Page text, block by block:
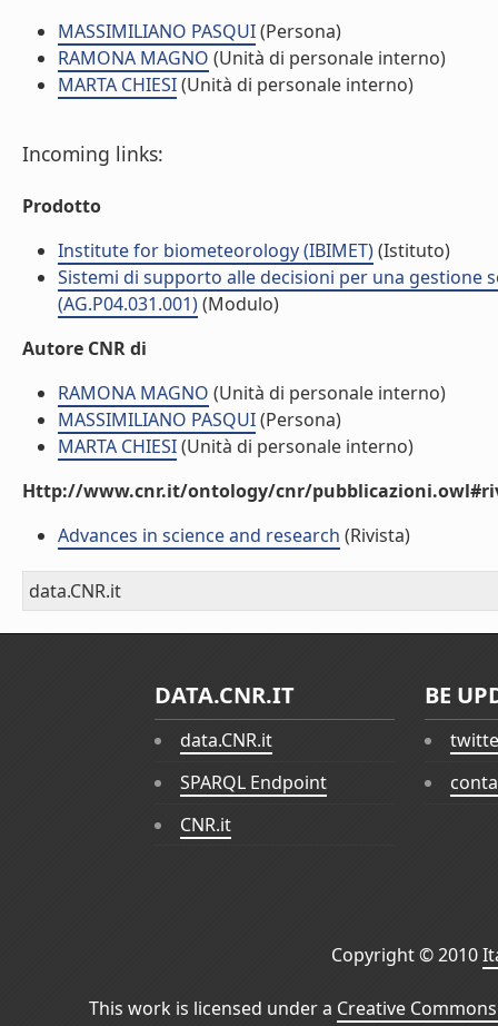
MASSIMILIANO PASQUI(Persona)
RAMONA MAGNO (Unità di personale interno)
MARTA CHIESI(Unità di personale interno)
Incoming links:
Prodotto
Institute for biometeorology (IBIMET)(Istituto)
Sistemi di supporto alle decisioni per una gestione
(AG.P04.031.001)(Modulo)
Autore CNR di
RAMONA MAGNO (Unità di personale interno)
MASSIMILIANO PASQUI(Persona)
MARTA CHIESI(Unità di personale interno)
Http://www.cnr.it/ontology/cnr/
Advances in science and research (Rivista)
data.CNR.it
DATA.CNR.IT
data.CNR.it
SPARQL Endpoint
CNR.it
BE
Copyright © 2010
This work is licensed under a Creative